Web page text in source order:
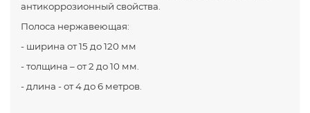
антикоррозионный свойства.
Полоса нержавеющая:
- ширина от 15 до 120 мм
- толщина – от 2 до 10 мм.
- длина - от 4 до 6 метров.